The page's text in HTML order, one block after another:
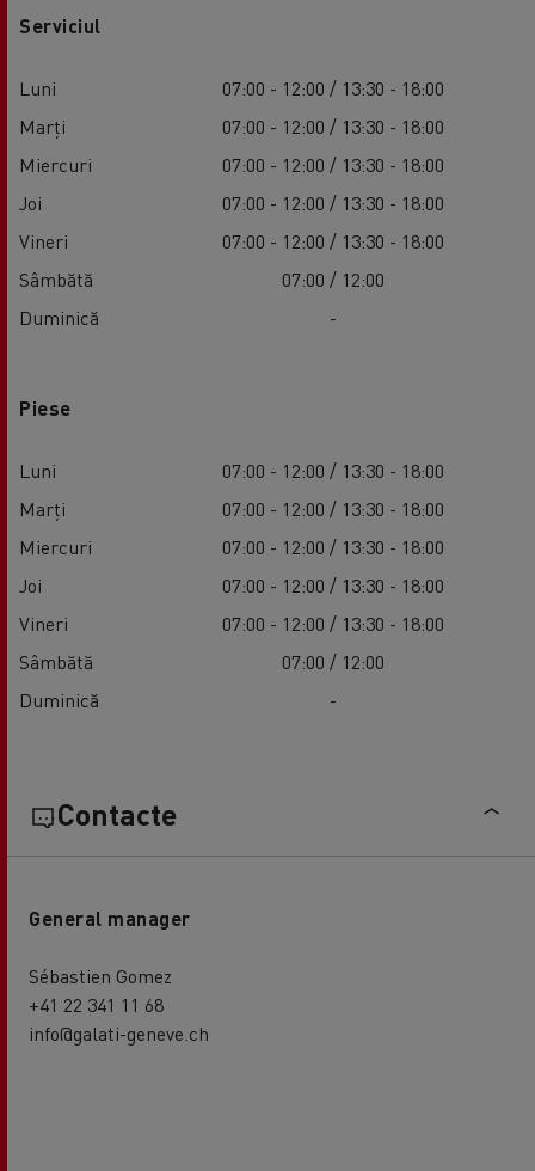
Serviciul
Luni
07:00 - 12:00 / 13:30 - 18:00
Marți
07:00 - 12:00 / 13:30 - 18:00
Miercuri
07:00 - 12:00 / 13:30 - 18:00
Joi
07:00 - 12:00 / 13:30 - 18:00
Vineri
07:00 - 12:00 / 13:30 - 18:00
Sâmbătă
07:00 / 12:00
Duminică
-
Piese
Luni
07:00 - 12:00 / 13:30 - 18:00
Marți
07:00 - 12:00 / 13:30 - 18:00
Miercuri
07:00 - 12:00 / 13:30 - 18:00
Joi
07:00 - 12:00 / 13:30 - 18:00
Vineri
07:00 - 12:00 / 13:30 - 18:00
Sâmbătă
07:00 / 12:00
Duminică
-
Contacte
General manager
Sébastien Gomez
+41 22 341 11 68
info@galati-geneve.ch